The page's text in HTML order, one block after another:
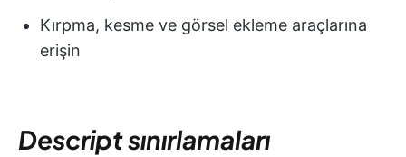
Kırpma, kesme ve görsel ekleme araçlarına
erişin
Descript sınırlamaları